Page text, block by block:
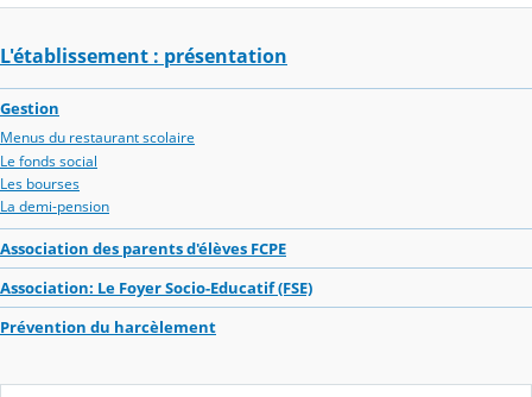
L'établissement : présentation
Gestion
Menus du restaurant scolaire
Le fonds social
Les bourses
La demi-pension
Association des parents d'élèves FCPE
Association: Le Foyer Socio-Educatif (FSE)
Prévention du harcèlement